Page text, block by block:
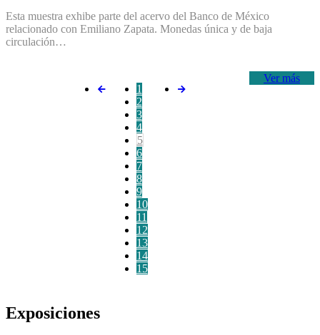
Esta muestra exhibe parte del acervo del Banco de México
relacionado con Emiliano Zapata. Monedas única y de baja
circulación…
Ver más
1
2
3
4
5
6
7
8
9
10
11
12
13
14
15
Exposiciones